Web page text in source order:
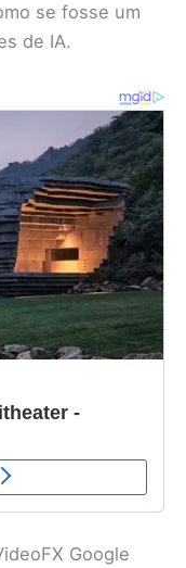
se fosse um
de IA.
Google